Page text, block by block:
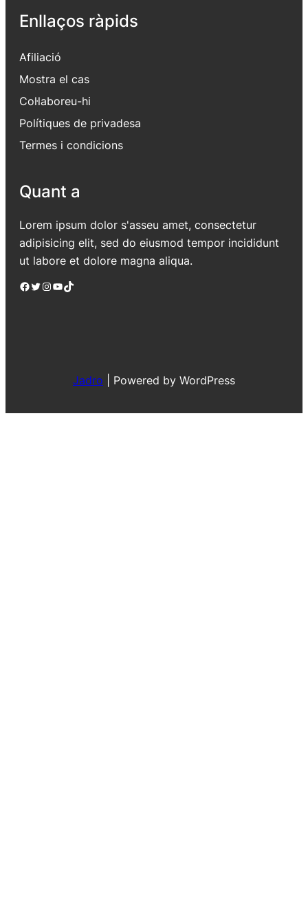
Enllaços ràpids
Afiliació
Mostra el cas
Col·laboreu-hi
Polítiques de privadesa
Termes i condicions
Quant a
Lorem ipsum dolor s'asseu amet, consectetur
adipisicing elit, sed do eiusmod tempor incididunt
ut labore et dolore magna aliqua.
Facebook Twitter Instagram YouTube TikTok
Jadro Powered by WordPress